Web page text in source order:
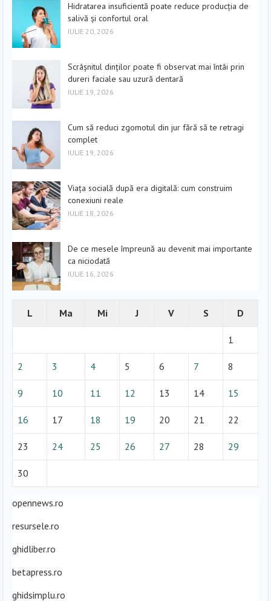
Hidratarea insuficientă poate reduce producția de
salivă și confortul oral
IULIE 20, 2026
Scrâșnitul dinților poate fi observat mai întâi prin
dureri faciale sau uzură dentară
IULIE 19, 2026
Cum să reduci zgomotul din jur fără să te retragi
complet
IULIE 19, 2026
Viața socială după era digitală: cum construim
conexiuni reale
IULIE 18, 2026
De ce mesele împreună au devenit mai importante
ca niciodată
IULIE 16, 2026
L Ma Mi J V S D
1
2 3 4 5 6 7 8
9 10 11 12 13 14 15
16 17 18 19 20 21 22
23 24 25 26 27 28 29
30
opennews.ro
resursele.ro
ghidliber.ro
betapress.ro
ghidsimplu.ro